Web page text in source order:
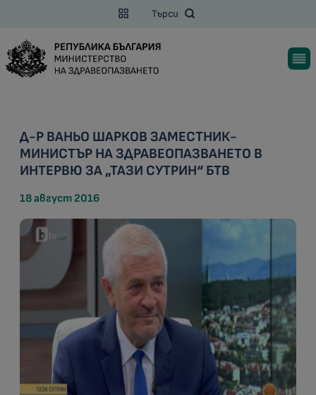
Търси
Д-Р ВАНЬО ШАРКОВ ЗАМЕСТНИК-
МИНИСТЪР НА ЗДРАВЕОПАЗВАНЕТО В
ИНТЕРВЮ ЗА „ТАЗИ СУТРИН“ БТВ
18 август 2016